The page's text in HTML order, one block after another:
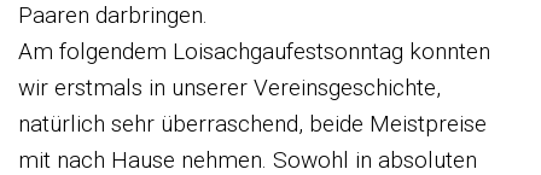
Paaren darbringen.
Am folgendem Loisachgaufestsonntag konnten
wir erstmals in unserer Vereinsgeschichte,
natürlich sehr überraschend, beide Meistpreise
mit nach Hause nehmen. Sowohl in absoluten